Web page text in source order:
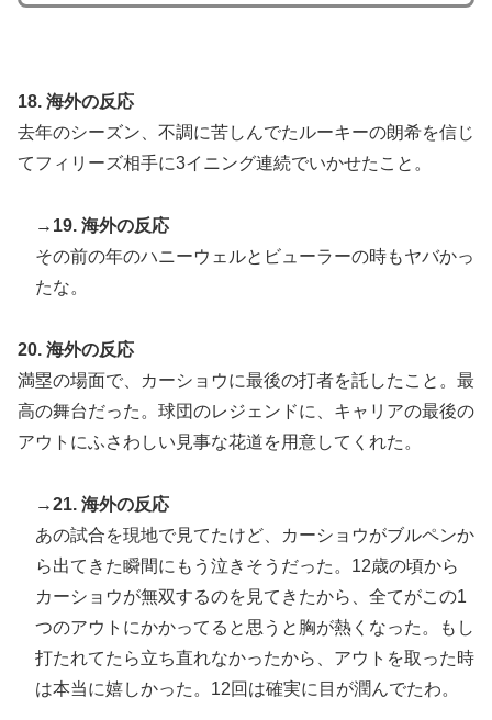
18. 海外の反応
去年のシーズン、不調に苦しんでたルーキーの朗希を信じ
てフィリーズ相手に3イニング連続でいかせたこと。
→19. 海外の反応
その前の年のハニーウェルとビューラーの時もヤバかっ
たな。
20. 海外の反応
満塁の場面で、カーショウに最後の打者を託したこと。最
高の舞台だった。球団のレジェンドに、キャリアの最後の
アウトにふさわしい見事な花道を用意してくれた。
→21. 海外の反応
あの試合を現地で見てたけど、カーショウがブルペンか
ら出てきた瞬間にもう泣きそうだった。12歳の頃から
カーショウが無双するのを見てきたから、全てがこの1
つのアウトにかかってると思うと胸が熱くなった。もし
打たれてたら立ち直れなかったから、アウトを取った時
は本当に嬉しかった。12回は確実に目が潤んでたわ。